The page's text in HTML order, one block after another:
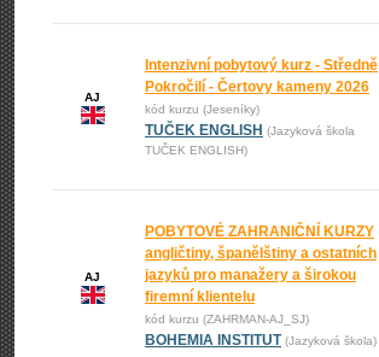
AJ
Intenzivní pobytový kurz - Středně
Pokročilí - Čertovy kameny 2026
kód kurzu (Jeseníky)
TUČEK ENGLISH (Jazyková škola
TUČEK ENGLISH)
AJ
POBYTOVÉ ZAHRANIČNÍ KURZY
angličtiny, španělštiny a ostatních
jazyků pro manažery a širokou
firemní klientelu
kód kurzu (ZAHRMAN-AJ_SJ)
BOHEMIA INSTITUT (Jazyková škola)